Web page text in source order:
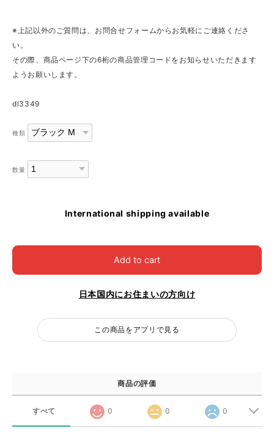
※上記以外のご質問は、お問合せフォームからお気軽にご連絡くださ
い。
その際、商品ページ下の6桁の商品管理コードをお知らせいただきます
ようお願いします。
dl3349
種類
数量
International shipping available
Add to cart
日本国内にお住まいの方向け
この商品をアプリで見る
商品の評価
すべて 0 0 0